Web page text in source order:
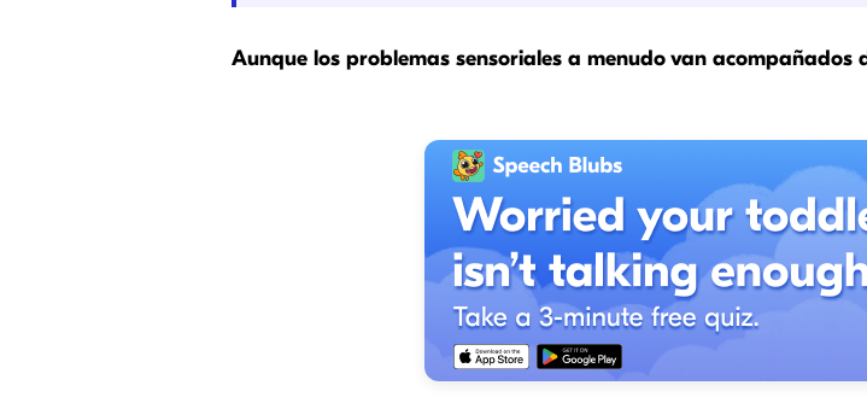
Aunque los problemas sensoriales a menudo van acompañados